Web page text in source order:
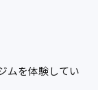
ムを体験してい